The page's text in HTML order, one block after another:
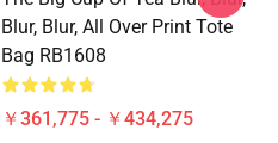
Blur, Blur, All Over Print Tote
Bag RB1608
￥361,775 - ￥434,275